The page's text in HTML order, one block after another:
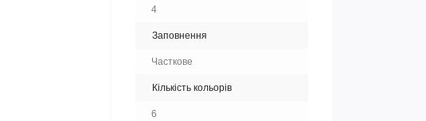
4
Заповнення
Часткове
Кількість кольорів
6